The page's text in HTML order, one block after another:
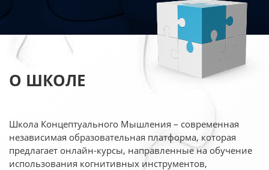
О ШКОЛЕ
Школа Концептуального Мышления – современная
независимая образовательная платформа, которая
предлагает онлайн-курсы, направленные на обучение
использования когнитивных инструментов,